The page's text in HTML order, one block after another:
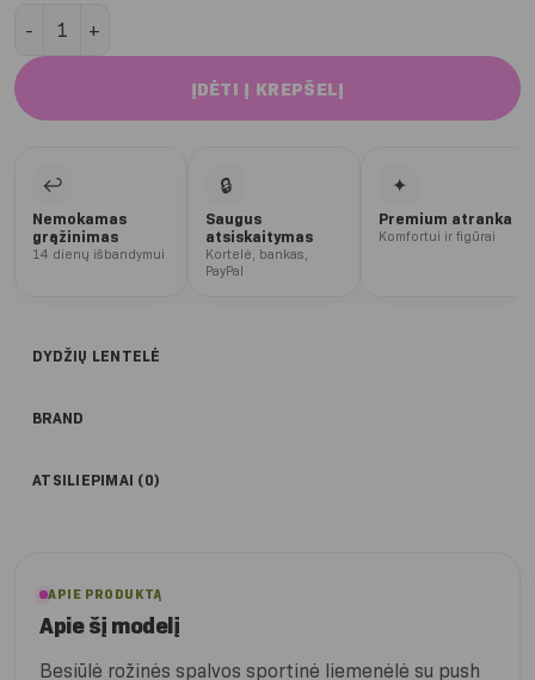
ĮDĖTI Į KREPŠELĮ
↩
Nemokamas
grąžinimas
14 dienų išbandymui
🔒
Saugus
atsiskaitymas
Kortelė, bankas,
PayPal
✦
Premium atranka
Komfortui ir figūrai
DYDŽIŲ LENTELĖ
BRAND
ATSILIEPIMAI (0)
APIE PRODUKTĄ
Apie šį modelį
Besiūlė rožinės spalvos sportinė liemenėlė su push